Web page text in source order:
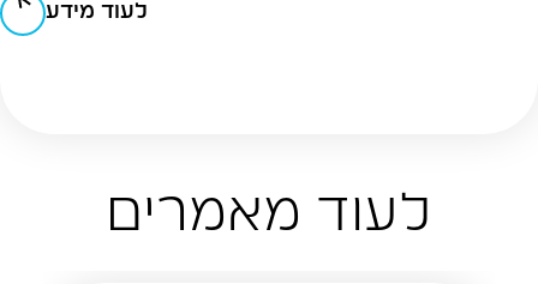
לעוד מידע
לעוד מאמרים